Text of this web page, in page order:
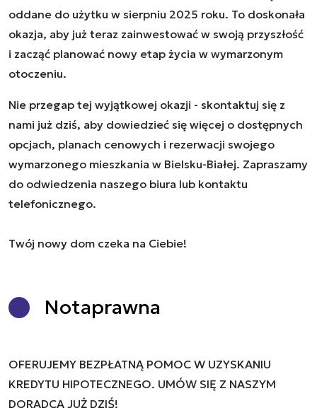
oddane do użytku w sierpniu 2025 roku. To doskonała
okazja, aby już teraz zainwestować w swoją przyszłość
i zacząć planować nowy etap życia w wymarzonym
otoczeniu.
Nie przegap tej wyjątkowej okazji - skontaktuj się z
nami już dziś, aby dowiedzieć się więcej o dostępnych
opcjach, planach cenowych i rezerwacji swojego
wymarzonego mieszkania w Bielsku-Białej. Zapraszamy
do odwiedzenia naszego biura lub kontaktu
telefonicznego.
Twój nowy dom czeka na Ciebie!
Notaprawna
OFERUJEMY BEZPŁATNĄ POMOC W UZYSKANIU
KREDYTU HIPOTECZNEGO. UMÓW SIĘ Z NASZYM
DORADCĄ JUŻ DZIŚ!